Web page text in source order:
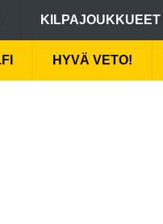
KILPAJOUKKUEET
HYVÄ VETO!